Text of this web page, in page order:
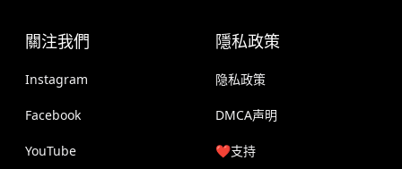
關注我們
Instagram
Facebook
YouTube
隱私政策
隐私政策
DMCA声明
❤️支持